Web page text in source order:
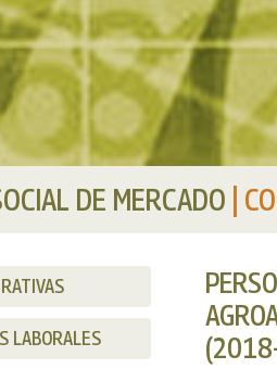
DE MERCADO
LABORALES